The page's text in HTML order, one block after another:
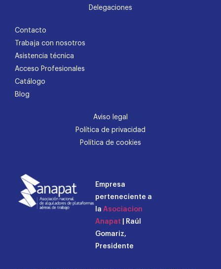
Delegaciones
Contacto
Trabaja con nosotros
Asistencia técnica
Acceso Profesionales
Catálogo
Blog
Aviso legal
Política de privacidad
Política de cookies
Empresa
perteneciente a
la Asociacion
Anapat | Raúl
Gomariz,
Presidente